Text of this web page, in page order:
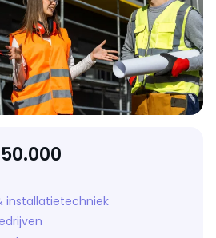
installatietechniek